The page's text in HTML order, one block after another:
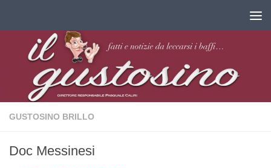
GUSTOSINO BRILLO
Doc Messinesi